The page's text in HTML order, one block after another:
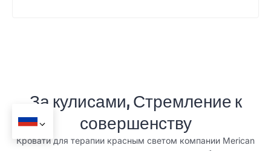
За кулисами, Стремление к
совершенству
Кровати для терапии красным светом компании Merican